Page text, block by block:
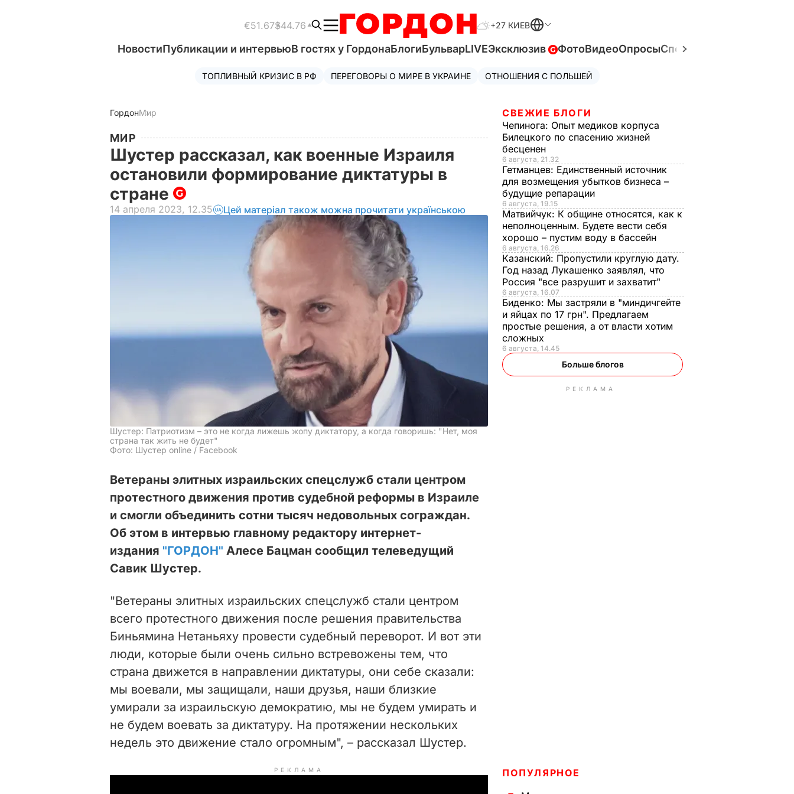
€51.67$44.76 +27 КИЕВ
НовостиПубликации и интервьюВ гостях у ГордонаБлогиБульварLIVEЭксклюзив ФотоВидеоОпросыСпецпроекты
ТОПЛИВНЫЙ КРИЗИС В РФ ПЕРЕГОВОРЫ О МИРЕ В УКРАИНЕ ОТНОШЕНИЯ С ПОЛЬШЕЙ
ГордонМир
МИР
Шустер рассказал, как военные Израиля
остановили формирование диктатуры в
стране
14 апреля 2023, 12.35 Цей матеріал також можна прочитати українською
Шустер: Патриотизм – это не когда лижешь жопу диктатору, а когда говоришь: "Нет, моя
страна так жить не будет"
Фото: Шустер online / Facebook
Ветераны элитных израильских спецслужб стали центром
протестного движения против судебной реформы в Израиле
и смогли объединить сотни тысяч недовольных сограждан.
Об этом в интервью главному редактору интернет-
издания "ГОРДОН" Алесе Бацман сообщил телеведущий
Савик Шустер.
"Ветераны элитных израильских спецслужб стали центром
всего протестного движения после решения правительства
Биньямина Нетаньяху провести судебный переворот. И вот эти
люди, которые были очень сильно встревожены тем, что
страна движется в направлении диктатуры, они себе сказали:
мы воевали, мы защищали, наши друзья, наши близкие
умирали за израильскую демократию, мы не будем умирать и
не будем воевать за диктатуру. На протяжении нескольких
недель это движение стало огромным", – рассказал Шустер.
РЕКЛАМА
СВЕЖИЕ БЛОГИ
Чепинога: Опыт медиков корпуса
Билецкого по спасению жизней
бесценен
6 августа, 21.32
Гетманцев: Единственный источник
для возмещения убытков бизнеса –
будущие репарации
6 августа, 19.15
Матвийчук: К общине относятся, как к
неполноценным. Будете вести себя
хорошо – пустим воду в бассейн
6 августа, 16.26
Казанский: Пропустили круглую дату.
Год назад Лукашенко заявлял, что
Россия "все разрушит и захватит"
6 августа, 16.07
Биденко: Мы застряли в "миндичгейте
и яйцах по 17 грн". Предлагаем
простые решения, а от власти хотим
сложных
6 августа, 14.45
Больше блогов
РЕКЛАМА
ПОПУЛЯРНОЕ